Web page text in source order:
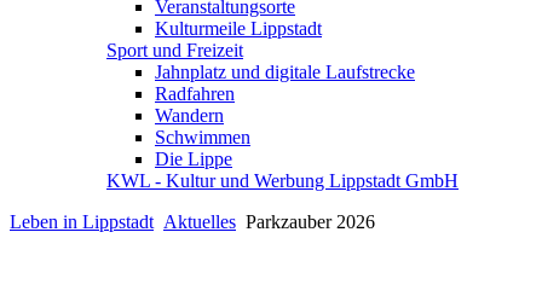
Veranstaltungsorte
Kulturmeile Lippstadt
Sport und Freizeit
Jahnplatz und digitale Laufstrecke
Radfahren
Wandern
Schwimmen
Die Lippe
KWL - Kultur und Werbung Lippstadt GmbH
Leben in Lippstadt Aktuelles Parkzauber 2026